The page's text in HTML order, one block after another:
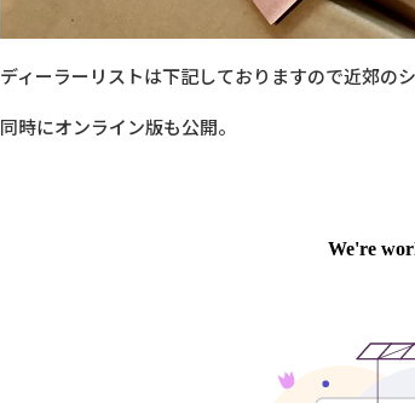
ディーラーリストは下記しておりますので近郊の
同時にオンライン版も公開。